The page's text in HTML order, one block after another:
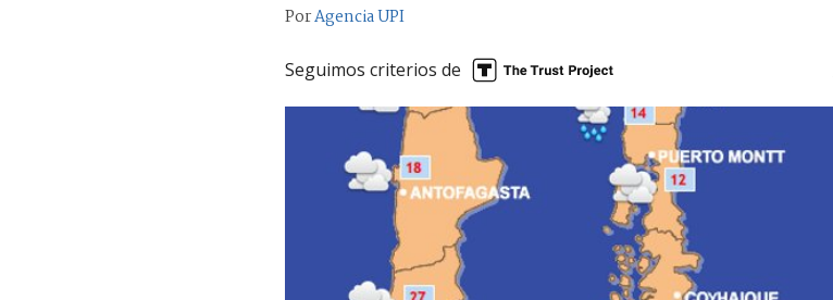
PorAgencia UPI
Seguimos criterios de